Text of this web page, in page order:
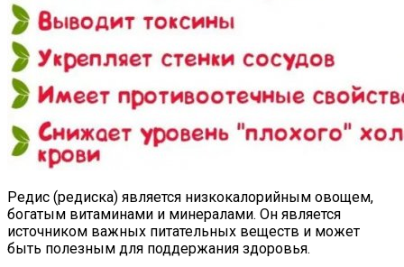
Редис (редиска) является низкокалорийным овощем,
богатым витаминами и минералами. Он является
источником важных питательных веществ и может
быть полезным для поддержания здоровья.